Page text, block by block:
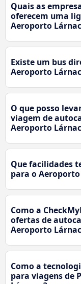
Quais as
oferecem uma
Aeroporto
Existe um bus
Aeroporto
O que posso
viagem de
Aeroporto
Que facilidades
para o
Como a
ofertas de
Aeroporto
Como a
para viagens de